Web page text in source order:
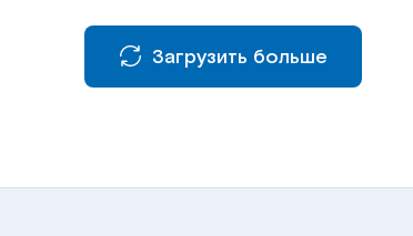
Загрузить больше